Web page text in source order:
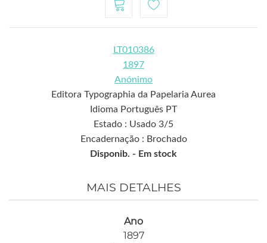
LT010386
1897
Anónimo
Editora Typographia da Papelaria Aurea
Idioma Português PT
Estado : Usado 3/5
Encadernação : Brochado
Disponib. - Em stock
MAIS DETALHES
Ano
1897